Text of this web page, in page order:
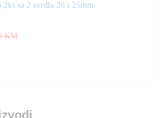
sa 2 svrdla 20 i 25mm
KM